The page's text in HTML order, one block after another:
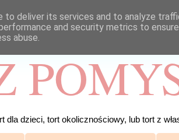
dzieci, tort okolicznościowy, lub tort z
deliver its services and to analyze
and security metrics to
abuse.